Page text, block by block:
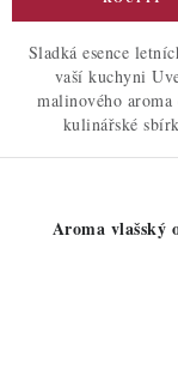
Sladká esence
vaší kuchyni
malinového aroma
kulinářské
Aroma vlašský